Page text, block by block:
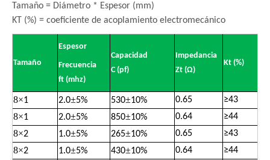
Tamaño = Diámetro * Espesor (mm)
KT (%) = coeficiente de acoplamiento electromecánico
Tamaño
Espesor
Frecuencia
ft (mhz)
Capacidad
C (pf)
Impedancia
Zt (Ω)
Kt (%)
8×1 2.0±5% 530±10% 0.65 ≥43
8×1 2.0±5% 850±10% 0.64 ≥44
8×2 1.0±5% 265±10% 0.65 ≥43
8×2 1.0±5% 430±10% 0.64 ≥44